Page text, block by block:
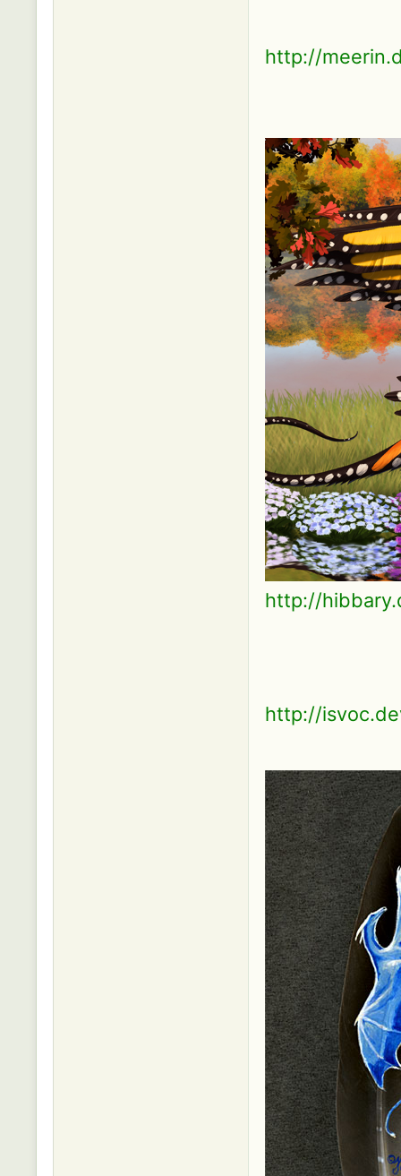
http://
http://
http://